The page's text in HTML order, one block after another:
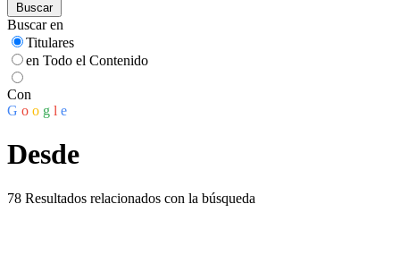
Buscar
Buscar en
Titulares
en Todo el Contenido
Con
G o o g l e
Desde
78 Resultados relacionados con la búsqueda